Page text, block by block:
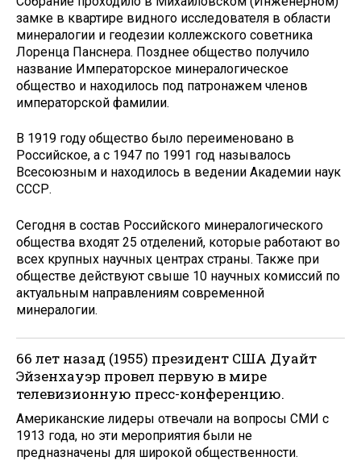
замке в квартире видного исследователя в области
минералогии и геодезии коллежского советника
Лоренца Панснера. Позднее общество получило
название Императорское минералогическое
общество и находилось под патронажем членов
императорской фамилии.
В 1919 году общество было переименовано в
Российское, а с 1947 по 1991 год называлось
Всесоюзным и находилось в ведении Академии наук
СССР.
Сегодня в состав Российского минералогического
общества входят 25 отделений, которые работают во
всех крупных научных центрах страны. Также при
обществе действуют свыше 10 научных комиссий по
актуальным направлениям современной
минералогии.
66 лет назад (1955) президент США Дуайт
Эйзенхауэр провел первую в мире
телевизионную пресс-конференцию.
Американские лидеры отвечали на вопросы СМИ с
1913 года, но эти мероприятия были не
предназначены для широкой общественности.